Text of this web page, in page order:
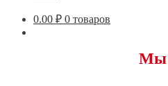
0.00 ₽ 0 товаров
Мы